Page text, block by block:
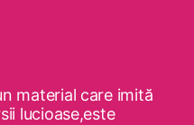
material care imită
lucioase,este